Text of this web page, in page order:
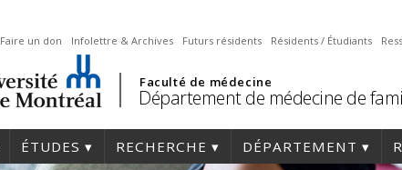
Faire un don Infolettre & Archives Futurs résidents Résidents / Étudiants
Faculté de médecine
Département de médecine de
ÉTUDES RECHERCHE DÉPARTEMENT